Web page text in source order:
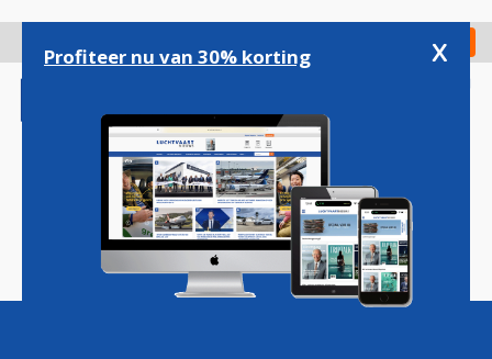
gaan
Check in
Magazine Podcasts Vacatures
Profiteer nu van 30% korting x